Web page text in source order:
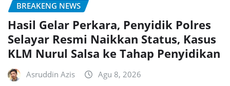
BREAKENG NEWS
Hasil Gelar Perkara, Penyidik Polres
Selayar Resmi Naikkan Status, Kasus
KLM Nurul Salsa ke Tahap Penyidikan
Asruddin Azis Agu 8, 2026